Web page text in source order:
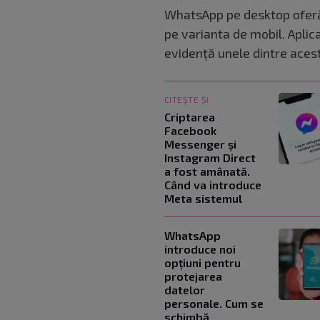
WhatsApp pe desktop
pe varianta de mobil.
evidență unele dintre
CITEȘTE ȘI
Criptarea
Facebook
Messenger și
Instagram Direct
a fost amânată.
Când va introduce
Meta sistemul
WhatsApp
introduce noi
opțiuni pentru
protejarea
datelor
personale. Cum se
schimbă